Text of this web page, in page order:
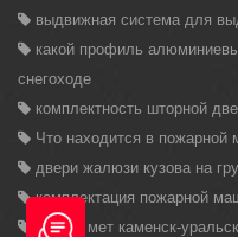
выдвижная система для
какой профиль
снегоходе
комплектность шторной
Что находится в пожарной
двери жалюзи кузова на
комплектация пожарной
альфа мет каменск-